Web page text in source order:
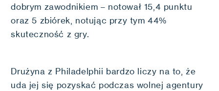
dobrym zawodnikiem – notował 15,4 punktu
oraz 5 zbiórek, notując przy tym 44%
skuteczność z gry.
Drużyna z Philadelphii bardzo liczy na to, że
uda jej się pozyskać podczas wolnej agentury